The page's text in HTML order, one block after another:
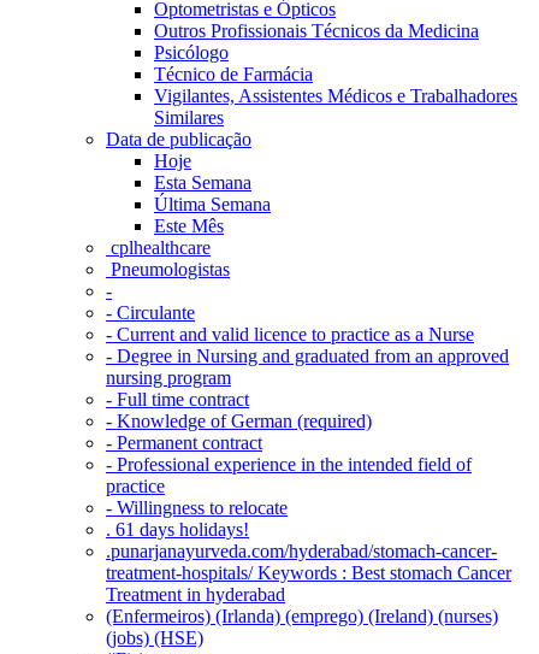
Optometristas e Ópticos
Outros Profissionais Técnicos da Medicina
Psicólogo
Técnico de Farmácia
Vigilantes, Assistentes Médicos e Trabalhadores
Similares
Data de publicação
Hoje
Esta Semana
Última Semana
Este Mês
‎ cplhealthcare‬
Pneumologistas
-
- Circulante
- Current and valid licence to practice as a Nurse
- Degree in Nursing and graduated from an approved
nursing program
- Full time contract
- Knowledge of German (required)
- Permanent contract
- Professional experience in the intended field of
practice
- Willingness to relocate
. 61 days holidays!
.punarjanayurveda.com/hyderabad/stomach-cancer-
treatment-hospitals/ Keywords : Best stomach Cancer
Treatment in hyderabad
(Enfermeiros) (Irlanda) (emprego) (Ireland) (nurses)
(jobs) (HSE)